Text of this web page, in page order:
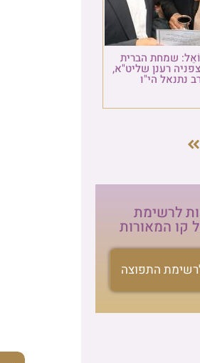
שמחת הברית
רענן שליט"א,
נתנאל הי"ו
לרשימת
קו המאורות
התפוצה